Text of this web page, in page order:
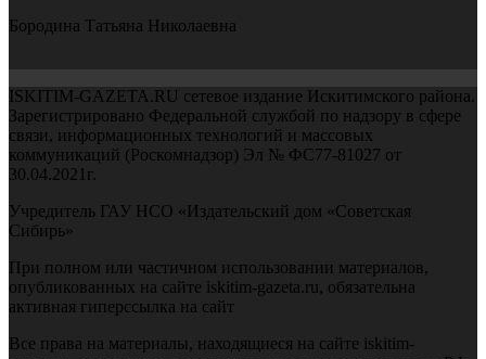
Бородина Татьяна Николаевна
ISKITIM-GAZETA.RU сетевое издание Искитимского района.
Зарегистрировано Федеральной службой по надзору в сфере
связи, информационных технологий и массовых
коммуникаций (Роскомнадзор) Эл № ФС77-81027 от
30.04.2021г.
Учредитель ГАУ НСО «Издательский дом «Советская
Сибирь»
При полном или частичном использовании материалов,
опубликованных на сайте iskitim-gazeta.ru, обязательна
активная гиперссылка на сайт
Все права на материалы, находящиеся на сайте iskitim-